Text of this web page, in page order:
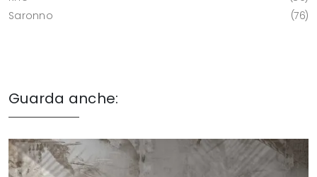
Saronno
76
Guarda anche: